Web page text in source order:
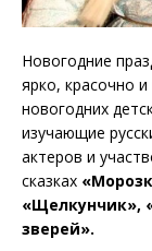
Новогодние
ярко, красочно
новогодних
изучающие
актеров и
сказках
«Щелкунчик»,
зверей».